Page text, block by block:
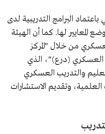
البرامج التدريبية لدى
المعايير لها. كما أن الهيئة
من خلال "المركز
العسكري (درع)"، الذي
والتدريب العسكري
وتقديم الاستشارات